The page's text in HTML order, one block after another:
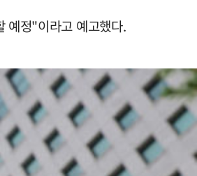
예정"이라고 예고했다.